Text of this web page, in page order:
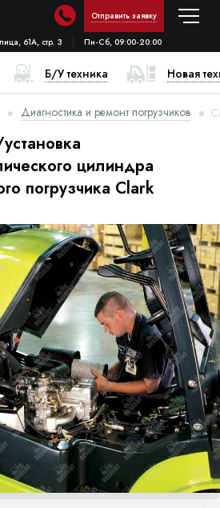
Отправить заявку
61А, стр. 3 Пн-Сб, 09:00-20:00
Б/У техника Новая
Диагностика и ремонт погрузчиков
цилиндра
погрузчика Clark